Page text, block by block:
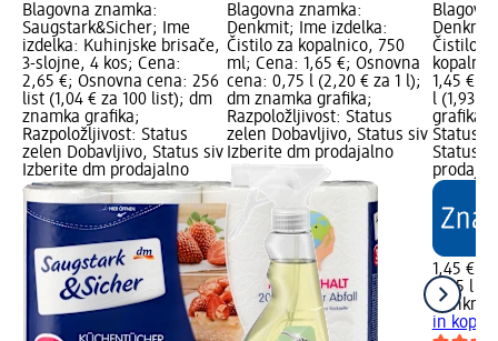
Blagovna znamka:
Saugstark&Sicher; Ime
izdelka: Kuhinjske brisače,
3-slojne, 4 kos; Cena:
2,65 €; Osnovna cena: 256
list (1,04 € za 100 list); dm
znamka grafika;
Razpoložljivost: Status
zelen Dobavljivo, Status siv
Izberite dm prodajalno
Blagovna znamka:
Denkmit; Ime izdelka:
Čistilo za kopalnico, 750
ml; Cena: 1,65 €; Osnovna
cena: 0,75 l (2,20 € za 1 l);
dm znamka grafika;
Razpoložljivost: Status
zelen Dobavljivo, Status siv
Izberite dm prodajalno
Čistilo
1,45 €;
l (1,93 €
grafika;
Status
Status
1,45 €
0,75 l
Denkmit
in